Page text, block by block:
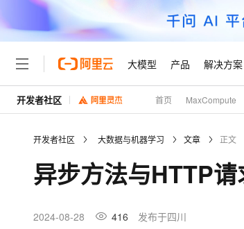
大模型 产品 解决方案
开发者社区 首页 MaxCompute
开发者社区 大数据与机器学习 文章 正文
异步方法与HTTP
2024-08-28 416 发布于四川
大模型
产品 精选
大模型
大模型
解决方案 精选
千问
企业级
权益 普惠
普惠上
云服务
定价 产品
了解云
云上
云市场 精选
多端小
伙伴 成为
分销伙伴
咨询伙
服务 售前
在线服务
售后
了解阿里云 为什
技术领